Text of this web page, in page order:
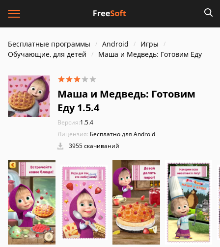
Бесплатные программы Android
Игры
Обучающие, для детей
Маша и Медведь: Готовим Еду
Маша и Медведь: Готовим
Еду 1.5.4
Версия:1.5.4
Лицензия: Бесплатно для Android
3955 скачиваний